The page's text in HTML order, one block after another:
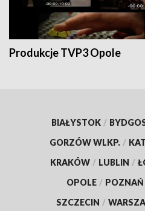
Produkcje TVP3 Opole
BIAŁYSTOK /
GORZÓW WLKP. /
KRAKÓW / LUBLIN /
OPOLE / POZNAŃ
SZCZECIN /